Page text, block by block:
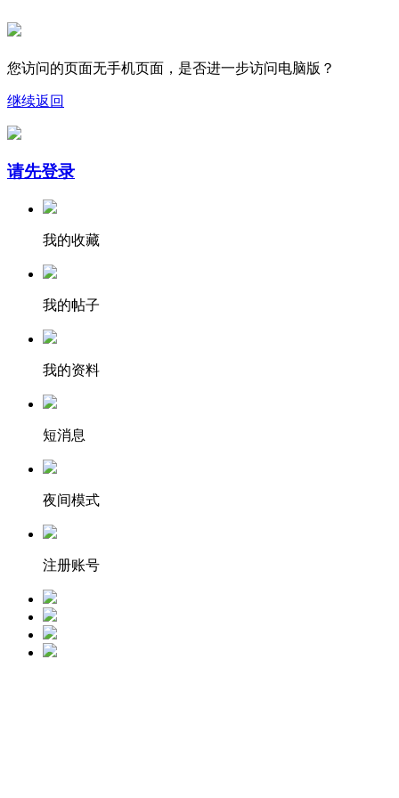
您访问的页面无手机页面，是否进一步访问电脑版？
继续返回
请先登录
我的收藏
我的帖子
我的资料
短消息
夜间模式
注册账号